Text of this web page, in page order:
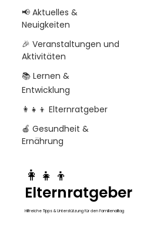
📢 Aktuelles &
Neuigkeiten
🎉 Veranstaltungen und
Aktivitäten
📚 Lernen &
Entwicklung
👩‍👧‍👦 Elternratgeber
🍎 Gesundheit &
Ernährung
👩‍👧‍👦
Elternratgeber
Hilfreiche Tipps & Unterstützung für den Familienalltag